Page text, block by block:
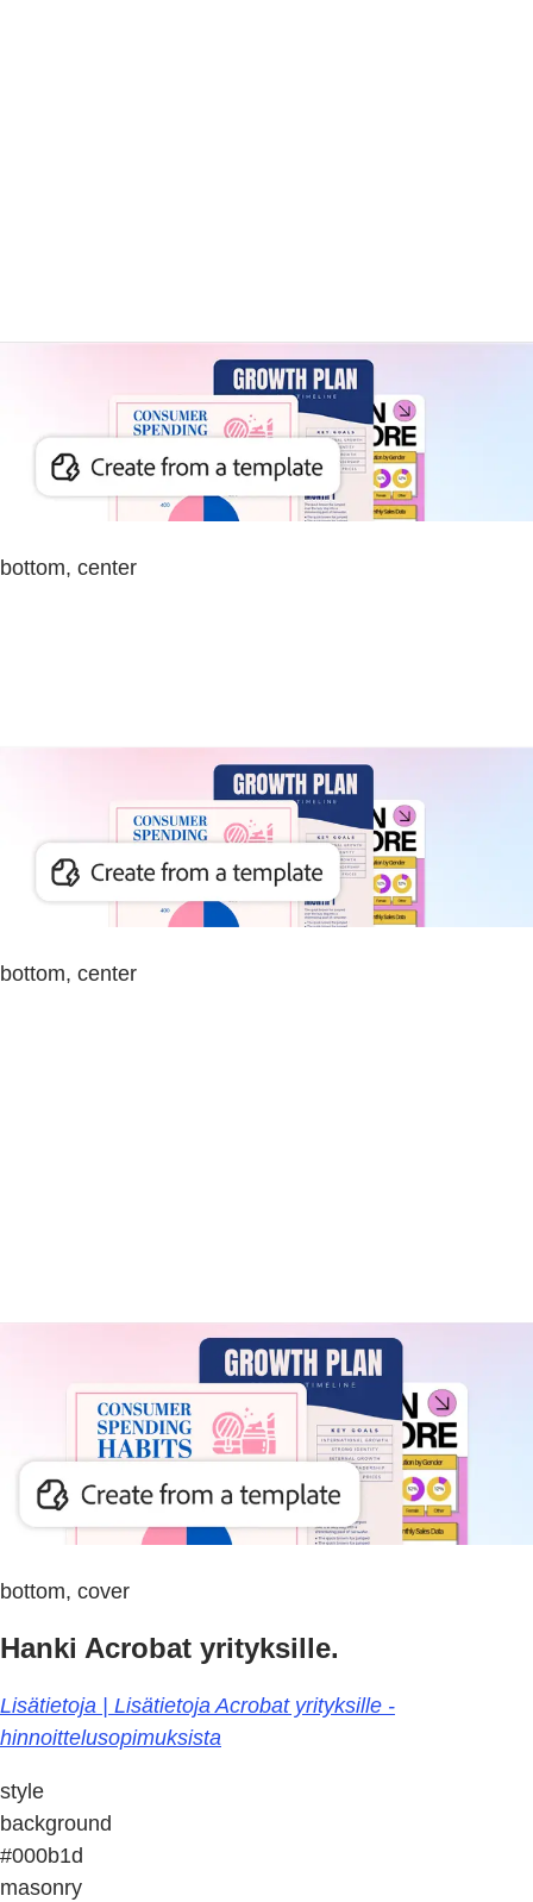
bottom, center
bottom, center
bottom, cover
Hanki Acrobat yrityksille.
Lisätietoja | Lisätietoja Acrobat yrityksille -
hinnoittelusopimuksista
style
background
#000b1d
masonry